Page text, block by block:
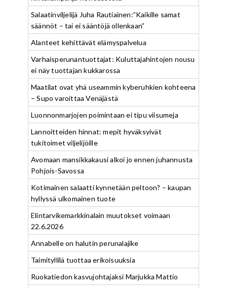
Salaatinviljelijä Juha Rautiainen:”Kaikille samat
säännöt – tai ei sääntöjä ollenkaan”
Alanteet kehittävät elämyspalvelua
Varhaisperunantuottajat: Kuluttajahintojen nousu
ei näy tuottajan kukkarossa
Maatilat ovat yhä useammin kyberuhkien kohteena
– Supo varoittaa Venäjästä
Luonnonmarjojen poimintaan ei tipu viisumeja
Lannoitteiden hinnat: mepit hyväksyivät
tukitoimet viljelijöille
Avomaan mansikkakausi alkoi jo ennen juhannusta
Pohjois-Savossa
Kotimainen salaatti kynnetään peltoon? – kaupan
hyllyssä ulkomainen tuote
Elintarvikemarkkinalain muutokset voimaan
22.6.2026
Annabelle on halutin perunalajike
Taimityllilä tuottaa erikoisuuksia
Ruokatiedon kasvujohtajaksi Marjukka Mattio